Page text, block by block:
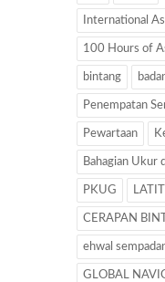
International
100 Hours of
bintang
Penempatan
Pewartaan
Bahagian Ukur
PKUG
CERAPAN
ehwal
GLOBAL